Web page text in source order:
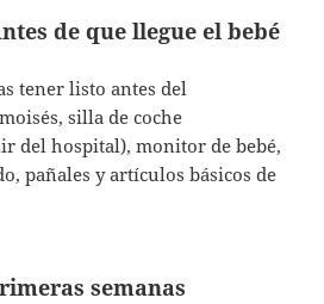
de que llegue el bebé
tener listo antes del
silla de coche
del hospital), monitor de bebé,
pañales y artículos básicos de
semanas